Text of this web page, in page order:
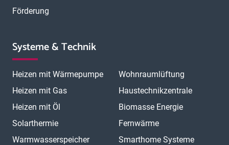
Förderung
Systeme & Technik
Heizen mit Wärmepumpe
Heizen mit Gas
Heizen mit Öl
Solarthermie
Warmwasserspeicher
Wohnraumlüftung
Haustechnikzentrale
Biomasse Energie
Fernwärme
Smarthome Systeme